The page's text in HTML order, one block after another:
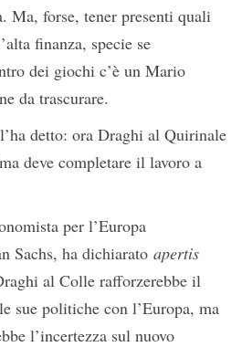
Ma, forse, tener presenti quali
finanza, specie se
dei giochi c’è un Mario
da trascurare.
detto: ora Draghi al Quirinale
deve completare il lavoro a
per l’Europa
Sachs, ha dichiarato apertis
al Colle rafforzerebbe il
sue politiche con l’Europa, ma
l’incertezza sul nuovo